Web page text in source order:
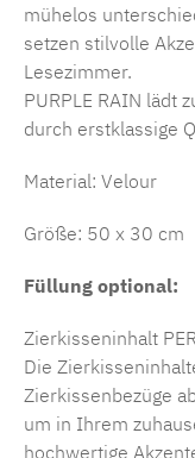
mühelos
setzen stilvolle
Lesezimmer.
PURPLE RAIN lädt
durch erstklassige
Material: Velour
Größe: 50 x 30 cm
Füllung optional:
Zierkisseninhalt
Die
Zierkissenbezüge
um in Ihrem
hochwertige